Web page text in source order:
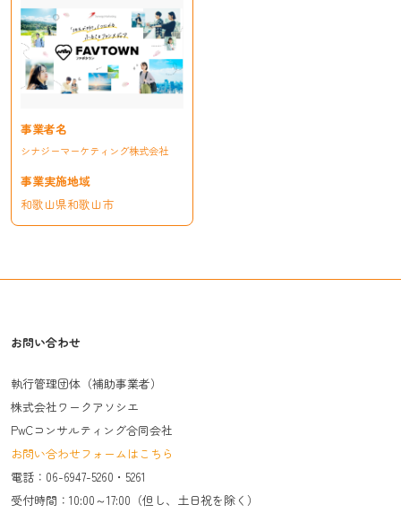
シナジーマーケティング株式会社
和歌山県和歌山市
お問い合わせ
執行管理団体（補助事業者）
株式会社ワークアソシエ
PwCコンサルティング合同会社
お問い合わせフォームはこちら
電話：06-6947-5260・5261
受付時間：10:00～17:00（但し、土日祝を除く）